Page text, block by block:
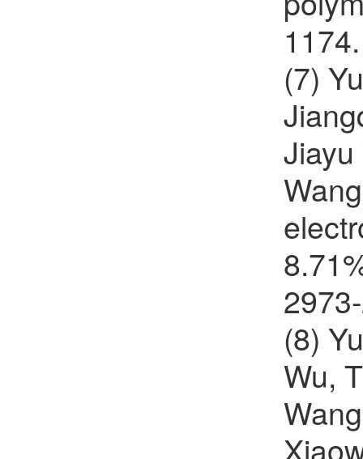
1174.
(7)
(8)
Wu,